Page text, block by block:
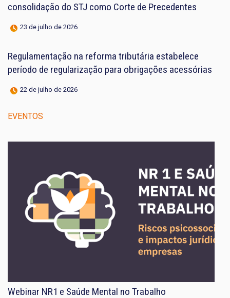
consolidação do STJ como Corte de Precedentes
23 de julho de 2026
Regulamentação na reforma tributária estabelece
período de regularização para obrigações acessórias
22 de julho de 2026
EVENTOS
Webinar NR1 e Saúde Mental no Trabalho